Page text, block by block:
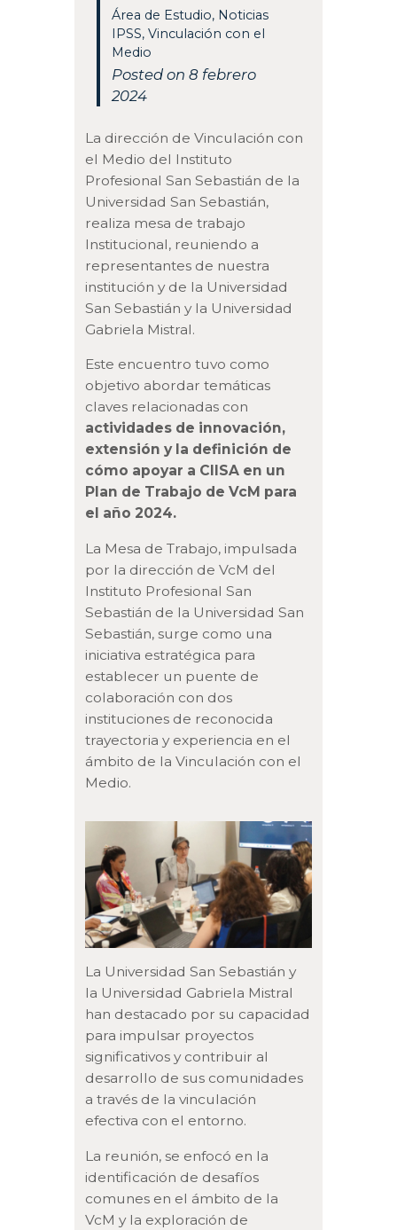
Área de Estudio, Noticias
IPSS,Vinculación con el
Medio
Posted on 8 febrero
2024
La dirección de Vinculación con
el Medio del Instituto
Profesional San Sebastián de la
Universidad San Sebastián,
realiza mesa de trabajo
Institucional, reuniendo a
representantes de nuestra
institución y de la Universidad
San Sebastián y la Universidad
Gabriela Mistral.
Este encuentro tuvo como
objetivo abordar temáticas
claves relacionadas con
actividades de innovación,
extensión y la definición de
cómo apoyar a CIISA en un
Plan de Trabajo de VcM para
el año 2024.
La Mesa de Trabajo, impulsada
por la dirección de VcM del
Instituto Profesional San
Sebastián de la Universidad San
Sebastián, surge como una
iniciativa estratégica para
establecer un puente de
colaboración con dos
instituciones de reconocida
trayectoria y experiencia en el
ámbito de la Vinculación con el
Medio.
La Universidad San Sebastián y
la Universidad Gabriela Mistral
han destacado por su capacidad
para impulsar proyectos
significativos y contribuir al
desarrollo de sus comunidades
a través de la vinculación
efectiva con el entorno.
La reunión, se enfocó en la
identificación de desafíos
comunes en el ámbito de la
VcM y la exploración de